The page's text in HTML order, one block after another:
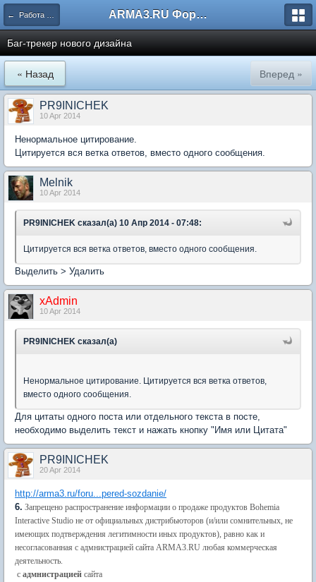
← Работа ресурса ARMA3.RU Форум
Баг-трекер нового дизайна
« Назад Вперед »
PR9INICHEK
10 Apr 2014
Ненормальное цитирование.
Цитируется вся ветка ответов, вместо одного сообщения.
Melnik
10 Apr 2014
PR9INICHEK сказал(а) 10 Апр 2014 - 07:48:
Цитируется вся ветка ответов, вместо одного сообщения.
Выделить > Удалить
xAdmin
10 Apr 2014
PR9INICHEK сказал(а)
Ненормальное цитирование. Цитируется вся ветка ответов,
вместо одного сообщения.
Для цитаты одного поста или отдельного текста в посте,
необходимо выделить текст и нажать кнопку "Имя или Цитата"
PR9INICHEK
20 Apr 2014
http://arma3.ru/foru...pered-sozdanie/
6. Запрещено распространение информации о продаже продуктов Bohemia
Interactive Studio не от официальных дистрибьюторов (и/или сомнительных, не
имеющих подтверждения легитимности иных продуктов), равно как и
несогласованная с адмнистрацией сайта ARMA3.RU любая коммерческая
деятельность.
с адмнистрацией сайта